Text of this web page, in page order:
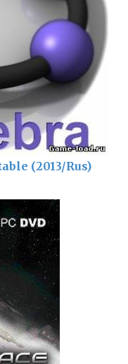
(2013/Rus)